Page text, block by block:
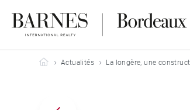
Barnes Bordeaux
Actualités La longère, une